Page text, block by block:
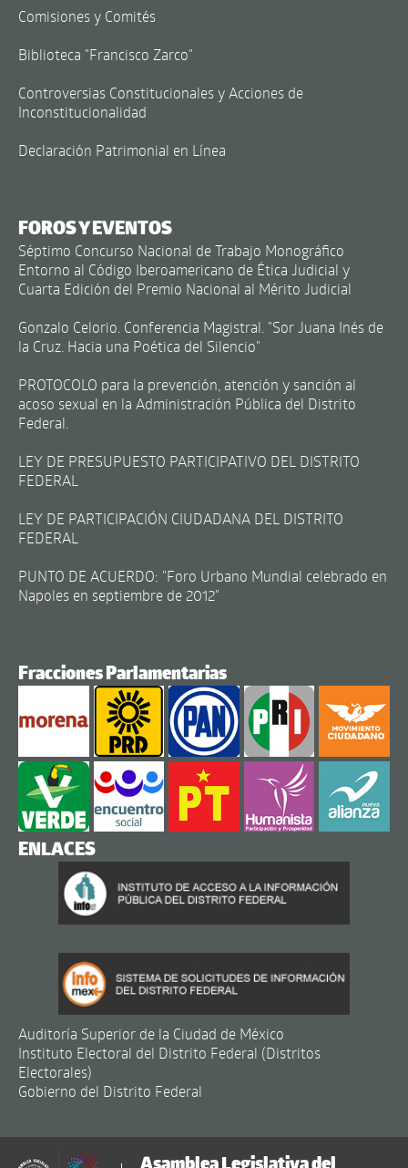
Comisiones y Comités
Biblioteca "Francisco Zarco"
Controversias Constitucionales y Acciones de
Inconstitucionalidad
Declaración Patrimonial en Línea
FOROS Y EVENTOS
Séptimo Concurso Nacional de Trabajo Monográfico
Entorno al Código Iberoamericano de Ética Judicial y
Cuarta Edición del Premio Nacional al Mérito Judicial
Gonzalo Celorio. Conferencia Magistral. "Sor Juana Inés de
la Cruz. Hacia una Poética del Silencio"
PROTOCOLO para la prevención, atención y sanción al
acoso sexual en la Administración Pública del Distrito
Federal.
LEY DE PRESUPUESTO PARTICIPATIVO DEL DISTRITO
FEDERAL
LEY DE PARTICIPACIÓN CIUDADANA DEL DISTRITO
FEDERAL
PUNTO DE ACUERDO: "Foro Urbano Mundial celebrado en
Napoles en septiembre de 2012"
Fracciones Parlamentarias
ENLACES
Auditoría Superior de la Ciudad de México
Instituto Electoral del Distrito Federal (Distritos
Electorales)
Gobierno del Distrito Federal